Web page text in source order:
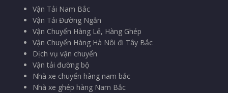
Vận Tải Nam Bắc
Vận Tải Đường Ngắn
Vận Chuyển Hàng Lẻ, Hàng Ghép
Vận Chuyển Hàng Hà Nôi đi Tây Bắc
Dịch vụ vận chuyển
Vận tải đường bộ
Nhà xe chuyển hàng nam bắc
Nhà xe ghép hàng Nam Bắc